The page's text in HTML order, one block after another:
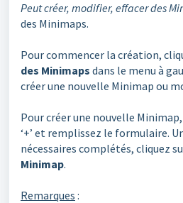
Peut créer, modifier, effacer des
des Minimaps.
Pour commencer la création,
des Minimaps dans le menu à
créer une nouvelle Minimap ou
Pour créer une nouvelle
‘+’ et remplissez le formulaire.
nécessaires complétés, cliquez
Minimap.
Remarques :